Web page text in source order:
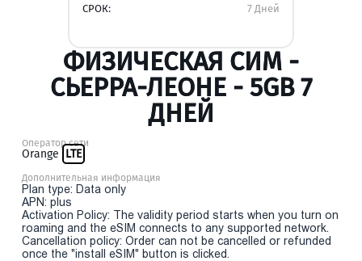
СРОК: 7 Дней
ФИЗИЧЕСКАЯ СИМ -
СЬЕРРА-ЛЕОНЕ - 5GB 7
ДНЕЙ
Оператор сети
Orange LTE
Дополнительная информация
Plan type: Data only
APN: plus
Activation Policy: The validity period starts when you turn on
roaming and the eSIM connects to any supported network.
Cancellation policy: Order can not be cancelled or refunded
once the "install eSIM" button is clicked.